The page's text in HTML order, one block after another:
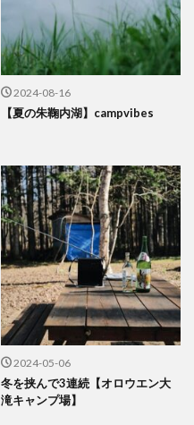
2024-08-16
【夏の朱鞠内湖】campvibes
2024-05-06
冬を挟んで3連続【オロウエン大
滝キャンプ場】